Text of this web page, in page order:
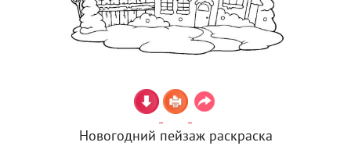
Новогодний пейзаж раскраска